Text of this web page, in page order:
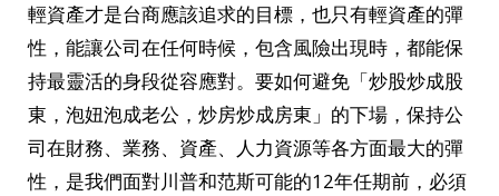
輕資產才是台商應該追求的目標，也只有輕資產的彈
性，能讓公司在任何時候，包含風險出現時，都能保
持最靈活的身段從容應對。要如何避免「炒股炒成股
東，泡妞泡成老公，炒房炒成房東」的下場，保持公
司在財務、業務、資產、人力資源等各方面最大的彈
性，是我們面對川普和范斯可能的12年任期前，必須